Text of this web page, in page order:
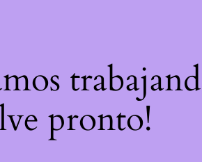
pronto!